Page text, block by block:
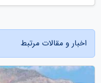
اخبار و مقالات مرتبط